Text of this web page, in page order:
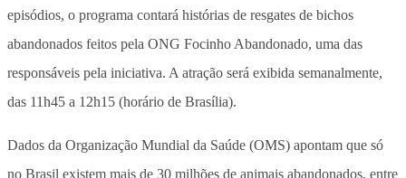
episódios, o programa contará histórias de resgates de bichos
abandonados feitos pela ONG Focinho Abandonado, uma das
responsáveis pela iniciativa. A atração será exibida semanalmente,
das 11h45 a 12h15 (horário de Brasília).
Dados da Organização Mundial da Saúde (OMS) apontam que só
no Brasil existem mais de 30 milhões de animais abandonados, entre